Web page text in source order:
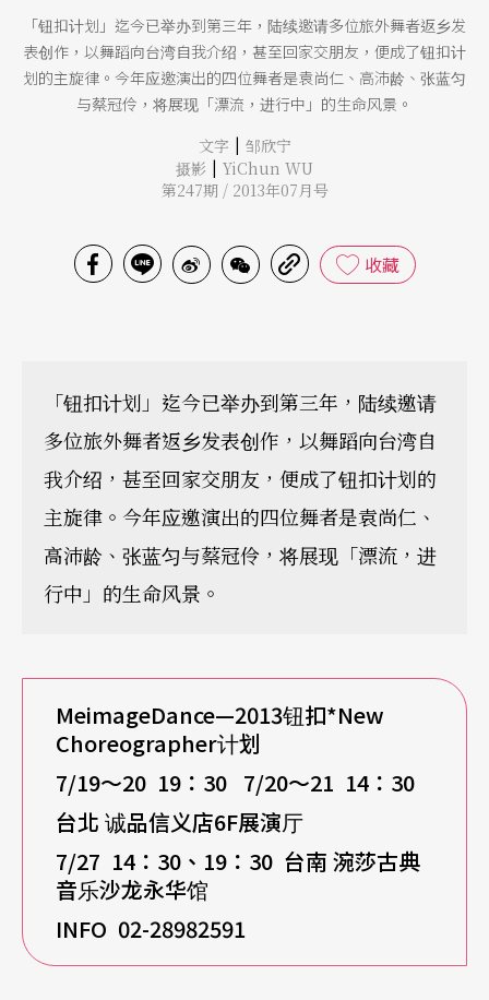
「钮扣计划」迄今已举办到第三年，陆续邀请多位旅外舞者返乡发
表创作，以舞蹈向台湾自我介绍，甚至回家交朋友，便成了钮扣计
划的主旋律。今年应邀演出的四位舞者是袁尚仁、高沛龄、张蓝匀
与蔡冠伶，将展现「漂流，进行中」的生命风景。
文字 | 邹欣宁
摄影 | YiChun WU
第247期 / 2013年07月号
收藏
「钮扣计划」迄今已举办到第三年，陆续邀请
多位旅外舞者返乡发表创作，以舞蹈向台湾自
我介绍，甚至回家交朋友，便成了钮扣计划的
主旋律。今年应邀演出的四位舞者是袁尚仁、
高沛龄、张蓝匀与蔡冠伶，将展现「漂流，进
行中」的生命风景。
MeimageDance—2013钮扣*New
Choreographer计划
7/19～20 19：30 7/20～21 14：30
台北 诚品信义店6F展演厅
7/27 14 ：30、19：30 台南 涴莎古典
音乐沙龙永华馆
INFO 02-28982591